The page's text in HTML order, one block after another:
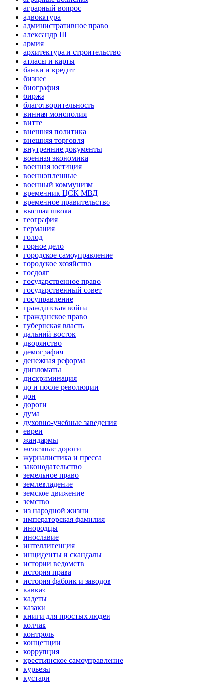
аграрный вопрос
адвокатура
административное право
александр III
армия
архитектура и строительство
атласы и карты
банки и кредит
бизнес
биография
биржа
благотворительность
винная монополия
витте
внешняя политика
внешняя торговля
внутренние документы
военная экономика
военная юстиция
военнопленные
военный коммунизм
временник ЦСК МВД
временное правительство
высшая школа
география
германия
голод
горное дело
городское самоуправление
городское хозяйство
госдолг
государственное право
государственный совет
госуправление
гражданская война
гражданское право
губернская власть
дальний восток
дворянство
демография
денежная реформа
дипломаты
дискриминация
до и после революции
дон
дороги
дума
духовно-учебные заведения
евреи
жандармы
железные дороги
журналистика и пресса
законодательство
земельное право
землевладение
земское движение
земство
из народной жизни
императорская фамилия
инородцы
инославие
интеллигенция
инциденты и скандалы
истории ведомств
история права
история фабрик и заводов
кавказ
кадеты
казаки
книги для простых людей
колчак
контроль
концепции
коррупция
крестьянское самоуправление
курьезы
кустари